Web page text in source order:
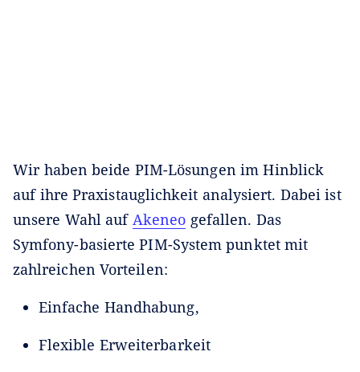
Wir haben beide PIM-Lösungen im Hinblick
auf ihre Praxistauglichkeit analysiert. Dabei ist
unsere Wahl auf Akeneo gefallen. Das
Symfony-basierte PIM-System punktet mit
zahlreichen Vorteilen:
Einfache Handhabung,
Flexible Erweiterbarkeit